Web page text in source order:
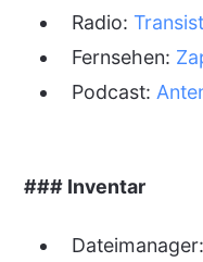
Radio:
Fernsehen:
Podcast:
### Inventar
Dateimanager: